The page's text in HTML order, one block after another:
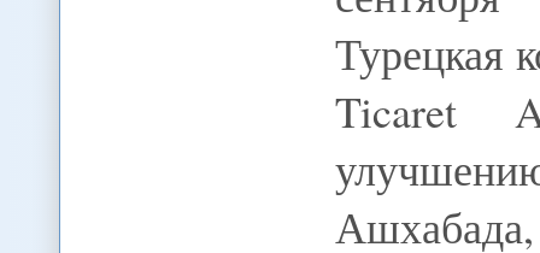
Турецкая
Ticaret